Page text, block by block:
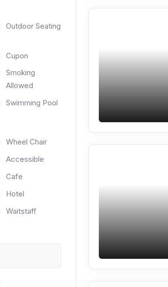
Outdoor Seating
Cupon
Smoking
Allowed
Swimming Pool
Wheel Chair
Accessible
Cafe
Hotel
Waitstaff